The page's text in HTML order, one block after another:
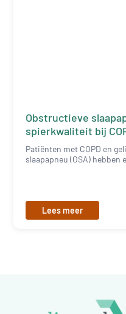
Obstructieve
spierkwaliteit bij
Patiënten met COPD en
slaapapneu (OSA)
Lees meer